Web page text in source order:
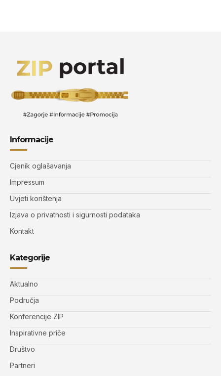
Informacije
Cjenik oglašavanja
Impressum
Uvjeti korištenja
Izjava o privatnosti i sigurnosti podataka
Kontakt
Kategorije
Aktualno
Područja
Konferencije ZIP
Inspirativne priče
Društvo
Partneri